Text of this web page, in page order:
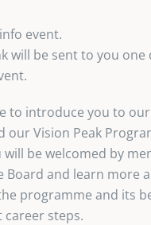
event.
will be sent to you one
to introduce you to our
our Vision Peak
will be welcomed by
Board and learn more
programme and its
steps.